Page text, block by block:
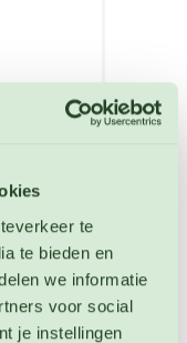
te
te bieden en
we informatie
voor social
je instellingen